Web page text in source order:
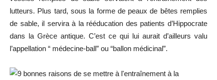
lutteurs. Plus tard, sous la forme de peaux de bêtes remplies
de sable, il servira à la rééducation des patients d’Hippocrate
dans la Grèce antique. C’est ce qui lui aurait d’ailleurs valu
l’appellation “ médecine-ball” ou “ballon médicinal”.